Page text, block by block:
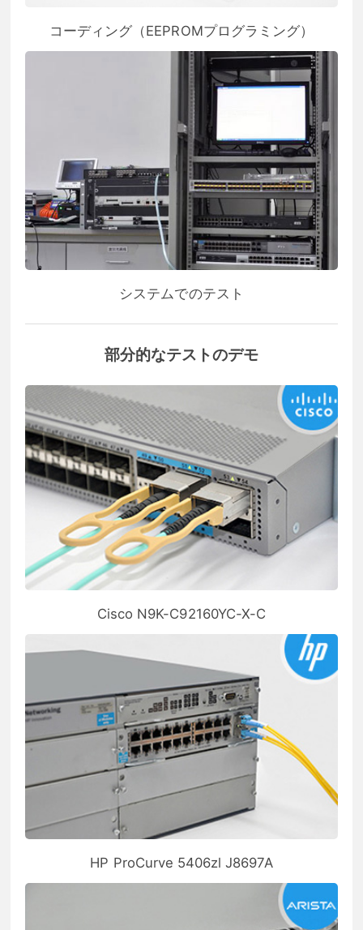
コーディング（EEPROMプログラミング）
システムでのテスト
部分的なテストのデモ
Cisco N9K-C92160YC-X-C
HP ProCurve 5406zl J8697A